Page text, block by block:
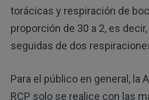
torácicas y respiración de
proporción de 30 a 2, es
seguidas de dos
Para el público en general, la
RCP solo se realice con las